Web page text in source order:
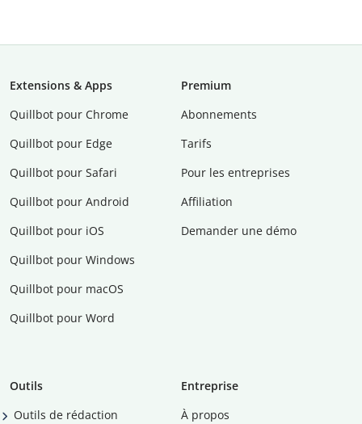
Extensions & Apps
Quillbot pour Chrome
Quillbot pour Edge
Quillbot pour Safari
Quillbot pour Android
Quillbot pour iOS
Quillbot pour Windows
Quillbot pour macOS
Quillbot pour Word
Premium
Abonnements
Tarifs
Pour les entreprises
Affiliation
Demander une démo
Outils
Outils de rédaction
Entreprise
À propos